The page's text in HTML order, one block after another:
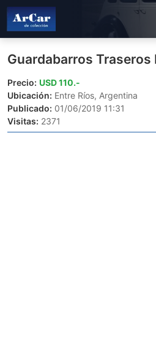
Guardabarros Traseros
Precio: USD 110.-
Ubicación: Entre Ríos, Argentina
Publicado: 01/06/2019 11:31
Visitas: 2371